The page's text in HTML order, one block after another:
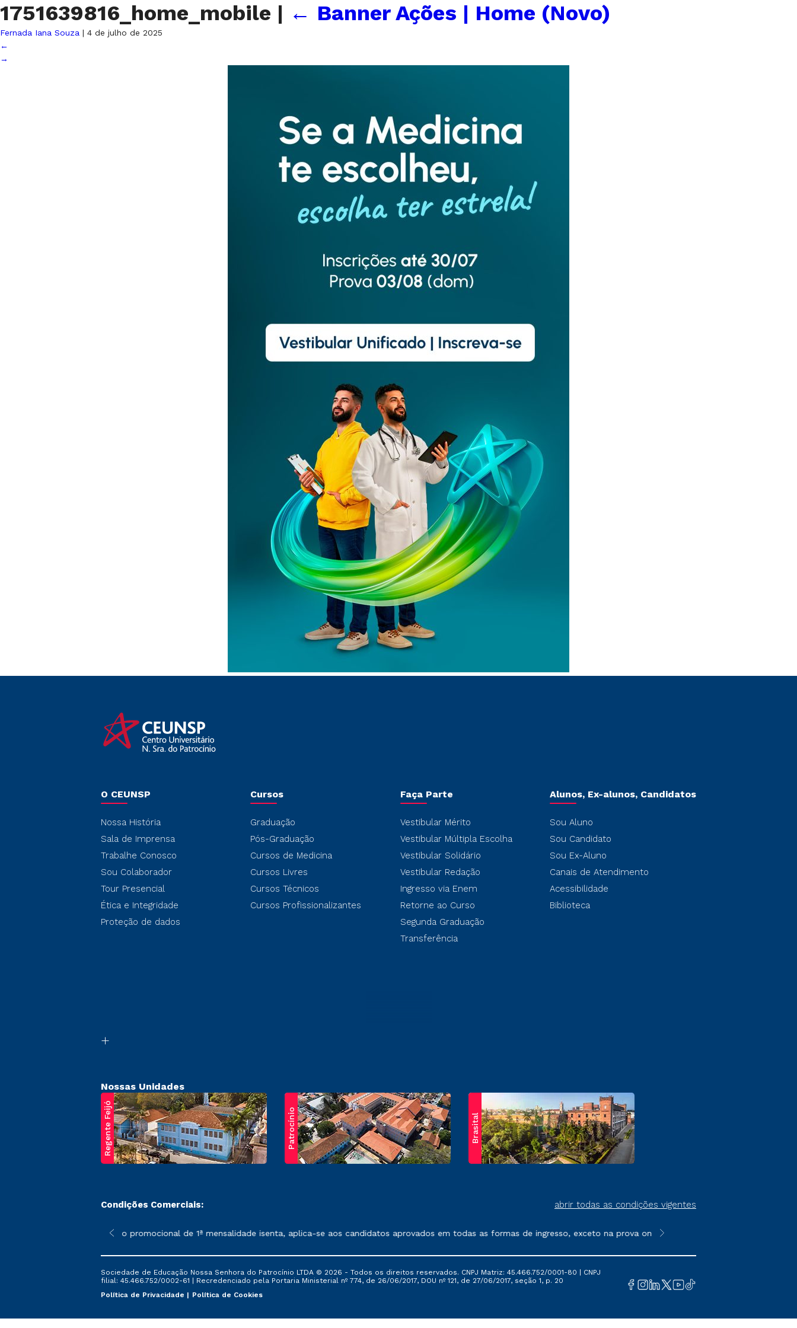
1751639816_home_mobile | ← Banner Ações | Home (Novo)
Fernada Iana Souza | 4 de julho de 2025
←
→
O CEUNSP
Nossa História
Sala de Imprensa
Trabalhe Conosco
Sou Colaborador
Tour Presencial
Ética e Integridade
Proteção de dados
Cursos
Graduação
Pós-Graduação
Cursos de Medicina
Cursos Livres
Cursos Técnicos
Cursos Profissionalizantes
Faça Parte
Vestibular Mérito
Vestibular Múltipla Escolha
Vestibular Solidário
Vestibular Redação
Ingresso via Enem
Retorne ao Curso
Segunda Graduação
Transferência
Alunos, Ex-alunos, Candidatos
Sou Aluno
Sou Candidato
Sou Ex-Aluno
Canais de Atendimento
Acessibilidade
Biblioteca
Nossas Unidades
Regente Feijó Patrocínio Brasital
Condições Comerciais: abrir todas as condições vigentes
sofrer alterações nos períodos de rematrícula conforme exposto no contrato de prestação de serviços.
*A condição promocional de 1ª mensalidade isenta, aplica-se aos candidatos aprovados em todas as formas de ingresso, exceto na prova on-line ou agendada, que ofertam
**Semipresencial é um formato do
Sociedade de Educação Nossa Senhora do Patrocínio LTDA © 2026 - Todos os direitos reservados. CNPJ Matriz: 45.466.752/0001-80 | CNPJ
filial: 45.466.752/0002-61 | Recredenciado pela Portaria Ministerial nº 774, de 26/06/2017, DOU nº 121, de 27/06/2017, seção 1, p. 20
Política de Privacidade
Política de Cookies